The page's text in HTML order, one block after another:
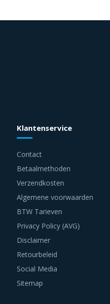
Klantenservice
Contact
Betaalmethoden
Verzendkosten
Algemene voorwaarden
BTW Tarieven
Privacy Policy (AVG)
Disclaimer
Retourbeleid
Social Media
Sitemap